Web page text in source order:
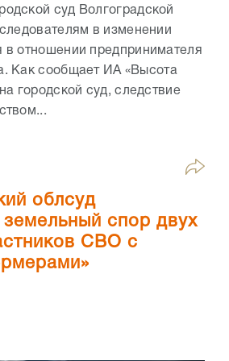
суд Волгоградской
в изменении
в отношении предпринимателя
Как сообщает ИА «Высота
городской суд, следствие
облсуд
земельный спор двух
СВО с